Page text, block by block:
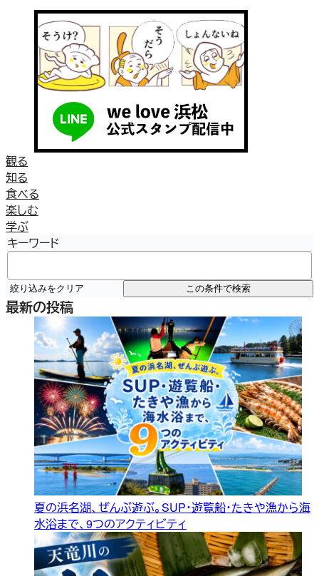
観る
知る
食べる
楽しむ
学ぶ
キーワード
絞り込みをクリア この条件で検索
最新の投稿
夏の浜名湖、ぜんぶ遊ぶ。SUP・遊覧船・たきや漁から海
水浴まで、9つのアクティビティ